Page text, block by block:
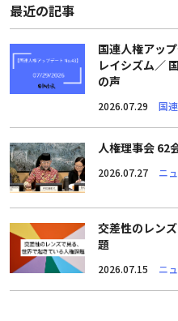
最近の記事
国連人権アッ
レイシズム／
の声
2026.07.29 国連
人権理事会 62
2026.07.27 ニ
交差性のレン
題
2026.07.15 ニ